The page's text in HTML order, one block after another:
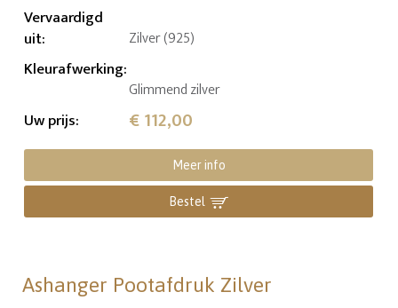
Vervaardigd
uit: Zilver (925)
Kleurafwerking:
Glimmend zilver
Uw prijs: € 112,00
Meer info
Bestel
Ashanger Pootafdruk Zilver